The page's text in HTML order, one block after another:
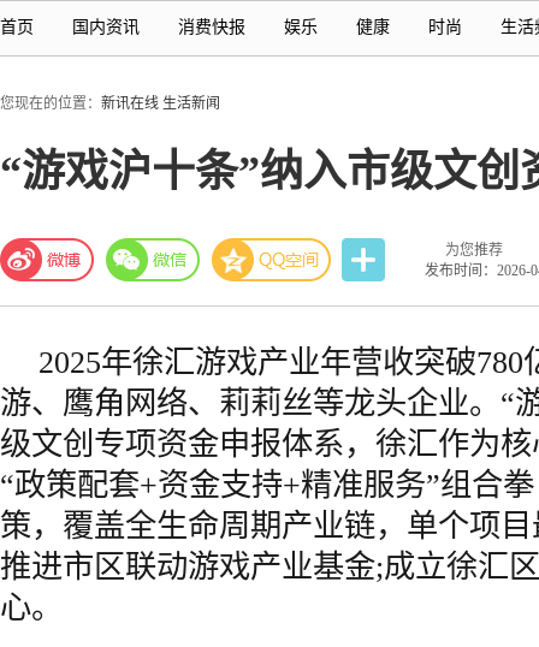
首页 国内资讯 消费快报 娱乐 健康 时尚 生活
您现在的位置： 新讯在线 生活新闻
“游戏沪十条”纳入市级文
为您推荐
发布时间：2026-
2025年徐汇游戏产业年营收突破780
游、鹰角网络、莉莉丝等龙头企业。“
级文创专项资金申报体系，徐汇作为
“政策配套+资金支持+精准服务”组合
策，覆盖全生命周期产业链，单个项
推进市区联动游戏产业基金;成立徐汇
心。